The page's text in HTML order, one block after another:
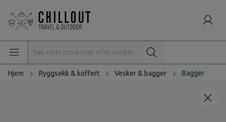
Hjem Ryggsekk & koffert Vesker & bagger Bagger